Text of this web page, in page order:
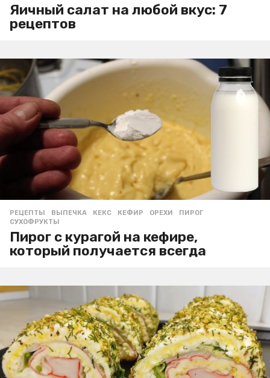
Яичный салат на любой вкус: 7
рецептов
РЕЦЕПТЫ ВЫПЕЧКА ,КЕКС ,КЕФИР ,ОРЕХИ ,ПИРОГ
СУХОФРУКТЫ
Пирог с курагой на кефире,
который получается всегда